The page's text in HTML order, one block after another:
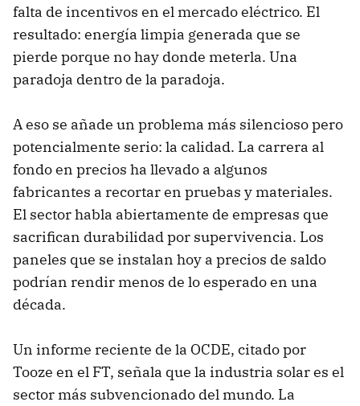
falta de incentivos en el mercado eléctrico. El
resultado: energía limpia generada que se
pierde porque no hay donde meterla. Una
paradoja dentro de la paradoja.
A eso se añade un problema más silencioso pero
potencialmente serio: la calidad. La carrera al
fondo en precios ha llevado a algunos
fabricantes a recortar en pruebas y materiales.
El sector habla abiertamente de empresas que
sacrifican durabilidad por supervivencia. Los
paneles que se instalan hoy a precios de saldo
podrían rendir menos de lo esperado en una
década.
Un informe reciente de la OCDE, citado por
Tooze en el FT, señala que la industria solar es el
sector más subvencionado del mundo. La